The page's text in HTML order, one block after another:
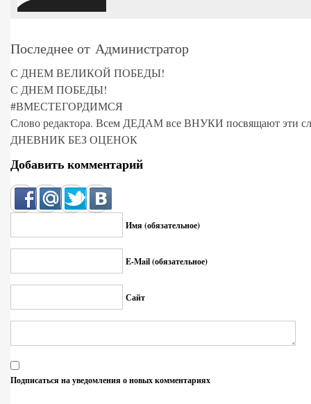
Последнее от Администратор
С ДНЕМ ВЕЛИКОЙ ПОБЕДЫ!
С ДНЕМ ПОБЕДЫ!
#ВМЕСТЕГОРДИМСЯ
Слово редактора. Всем ДЕДАМ все ВНУКИ посвящают эти
ДНЕВНИК БЕЗ ОЦЕНОК
Добавить комментарий
Имя (обязательное)
E-Mail (обязательное)
Сайт
Подписаться на уведомления о новых комментариях